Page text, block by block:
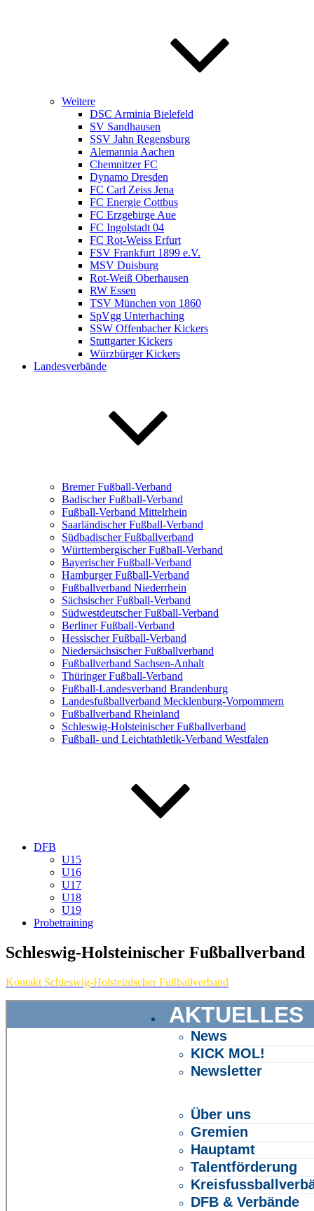
Weitere
DSC Arminia Bielefeld
SV Sandhausen
SSV Jahn Regensburg
Alemannia Aachen
Chemnitzer FC
Dynamo Dresden
FC Carl Zeiss Jena
FC Energie Cottbus
FC Erzgebirge Aue
FC Ingolstadt 04
FC Rot-Weiss Erfurt
FSV Frankfurt 1899 e.V.
MSV Duisburg
Rot-Weiß Oberhausen
RW Essen
TSV München von 1860
SpVgg Unterhaching
SSW Offenbacher Kickers
Stuttgarter Kickers
Würzbürger Kickers
Landesverbände
Bremer Fußball-Verband
Badischer Fußball-Verband
Fußball-Verband Mittelrhein
Saarländischer Fußball-Verband
Südbadischer Fußballverband
Württembergischer Fußball-Verband
Bayerischer Fußball-Verband
Hamburger Fußball-Verband
Fußballverband Niederrhein
Sächsischer Fußball-Verband
Südwestdeutscher Fußball-Verband
Berliner Fußball-Verband
Hessischer Fußball-Verband
Niedersächsischer Fußballverband
Fußballverband Sachsen-Anhalt
Thüringer Fußball-Verband
Fußball-Landesverband Brandenburg
Landesfußballverband Mecklenburg-Vorpommern
Fußballverband Rheinland
Schleswig-Holsteinischer Fußballverband
Fußball- und Leichtathletik-Verband Westfalen
DFB
U15
U16
U17
U18
U19
Probetraining
Schleswig-Holsteinischer Fußballverband
Kontakt Schleswig-Holsteinischer Fußballverband